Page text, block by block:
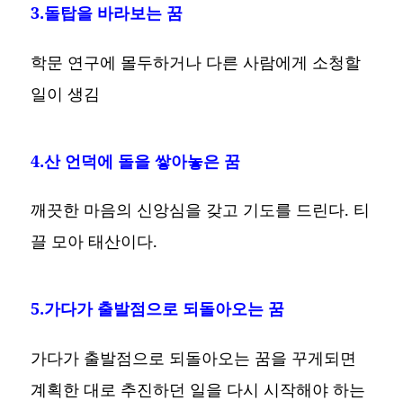
3.돌탑을 바라보는 꿈
학문 연구에 몰두하거나 다른 사람에게 소청할
일이 생김
4.산 언덕에 돌을 쌓아놓은 꿈
깨끗한 마음의 신앙심을 갖고 기도를 드린다. 티
끌 모아 태산이다.
5.가다가 출발점으로 되돌아오는 꿈
가다가 출발점으로 되돌아오는 꿈을 꾸게되면
계획한 대로 추진하던 일을 다시 시작해야 하는